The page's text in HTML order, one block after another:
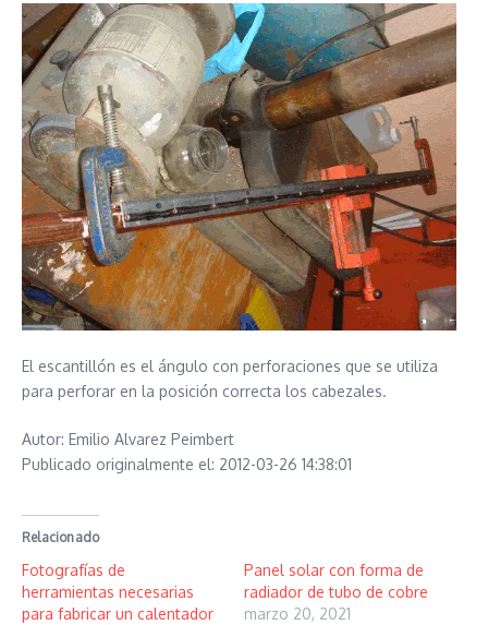
El escantillón es el ángulo con perforaciones que se utiliza
para perforar en la posición correcta los cabezales.
Autor: Emilio Alvarez Peimbert
Publicado originalmente el: 2012-03-26 14:38:01
Relacionado
Fotografías de
herramientas necesarias
para fabricar un calentador
Panel solar con forma de
radiador de tubo de cobre
marzo 20, 2021